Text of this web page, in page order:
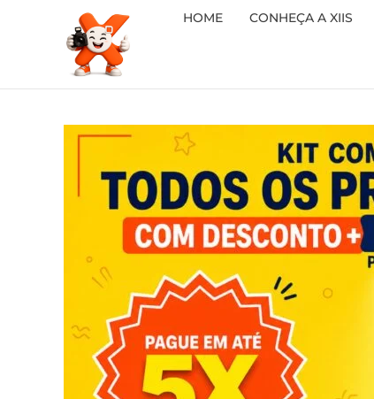
HOME CONHEÇA A XIIS